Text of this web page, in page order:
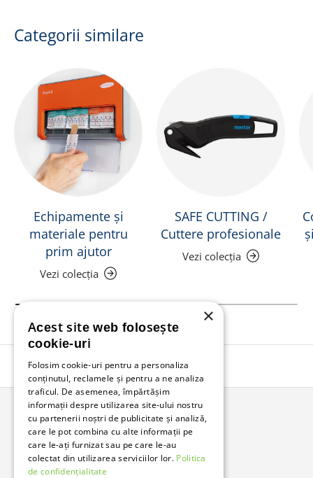
Categorii similare
Echipamente și
materiale pentru
prim ajutor
Vezi colecția
SAFE CUTTING /
Cuttere profesionale
Vezi colecția
Înapoi în sus
Bunzl Romania
Soluții complete pentru afacerea ta.
×
Acest site web folosește
cookie-uri
Folosim cookie-uri pentru a personaliza
conținutul, reclamele și pentru a ne analiza
traficul. De asemenea, împărtășim
informații despre utilizarea site-ului nostru
cu partenerii noștri de publicitate și analiză,
care le pot combina cu alte informații pe
care le-ați furnizat sau pe care le-au
colectat din utilizarea serviciilor lor. Politica
de confidențialitate